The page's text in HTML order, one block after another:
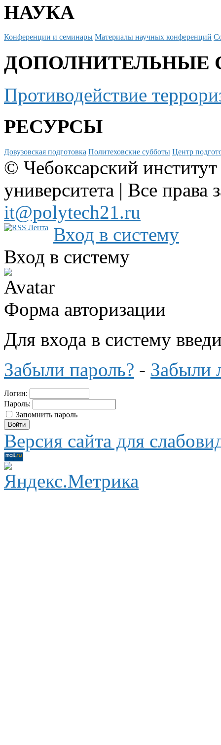
НАУКА
Конференции и семинары Материалы научных конференций
ДОПОЛНИТЕЛЬНЫЕ
Противодействие
РЕСУРСЫ
Довузовская подготовка Политеховские субботы Центр
© Чебоксарский
университета | Все
it@polytech21.ru
Вход в систему
Вход в систему
Форма авторизации
Для входа в систему
Забыли пароль? - Забыли
Логин:
Пароль:
Запомнить пароль
Версия сайта для